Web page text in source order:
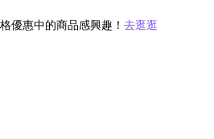
優惠中的商品感興趣！ 去逛逛